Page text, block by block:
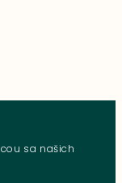
sa našich